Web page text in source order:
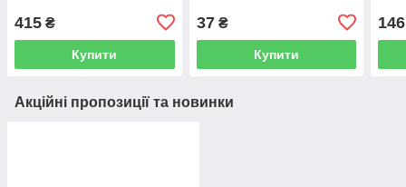
415 ₴
Купити
37₴
Купити
146
Акційні пропозиції та новинки